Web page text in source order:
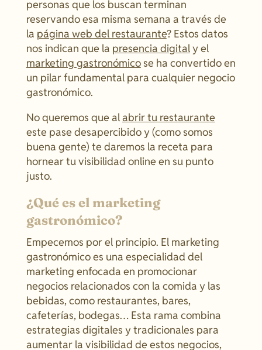
personas que los buscan terminan
reservando esa misma semana a través de
la página web del restaurante? Estos datos
nos indican que la presencia digitaly el
marketing gastronómicose ha convertido en
un pilar fundamental para cualquier negocio
gastronómico.
No queremos que alabrir tu restaurante
este pase desapercibido y (como somos
buena gente) te daremos la receta para
hornear tu visibilidad online en su punto
justo.
¿Qué es el marketing
gastronómico?
Empecemos por el principio. El marketing
gastronómico es una especialidad del
marketing enfocada en promocionar
negocios relacionados con la comida y las
bebidas, como restaurantes, bares,
cafeterías, bodegas… Esta rama combina
estrategias digitales y tradicionales para
aumentar la visibilidad de estos negocios,